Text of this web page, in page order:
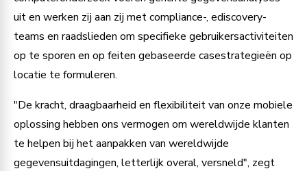
uit en werken zij aan zij met compliance-, ediscovery-
teams en raadslieden om specifieke gebruikersactiviteiten
op te sporen en op feiten gebaseerde casestrategieën op
locatie te formuleren.
"De kracht, draagbaarheid en flexibiliteit van onze mobiele
oplossing hebben ons vermogen om wereldwijde klanten
te helpen bij het aanpakken van wereldwijde
gegevensuitdagingen, letterlijk overal, versneld", zegt